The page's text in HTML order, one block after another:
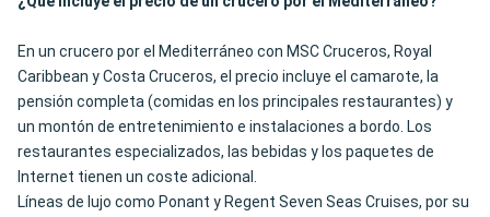
En un crucero por el Mediterráneo con MSC Cruceros, Royal
Caribbean y Costa Cruceros, el precio incluye el camarote, la
pensión completa (comidas en los principales restaurantes) y
un montón de entretenimiento e instalaciones a bordo. Los
restaurantes especializados, las bebidas y los paquetes de
Internet tienen un coste adicional.
Líneas de lujo como Ponant y Regent Seven Seas Cruises, por su